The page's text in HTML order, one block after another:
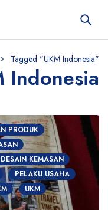
Tagged "UKM Indonesia"
Indonesia
PRODUK
KEMASAN
PELAKU USAHA
UKM